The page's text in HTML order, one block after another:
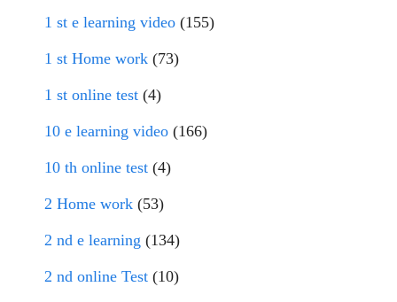
1 st e learning video (155)
1 st Home work (73)
1 st online test (4)
10 e learning video (166)
10 th online test (4)
2 Home work (53)
2 nd e learning (134)
2 nd online Test (10)